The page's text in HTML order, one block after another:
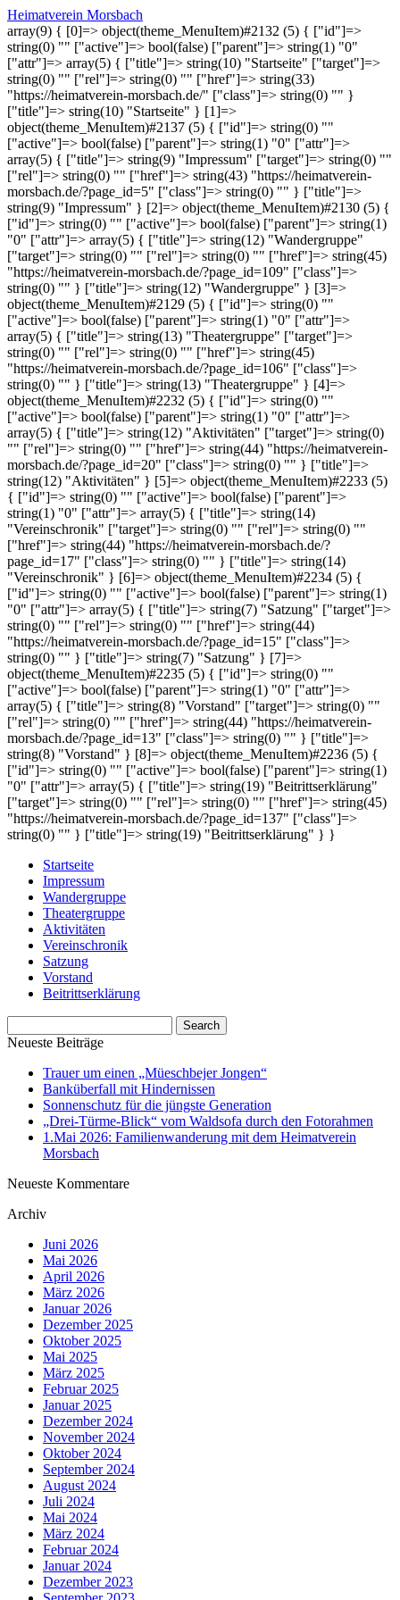
Heimatverein Morsbach
array(9) { [0]=> object(theme_MenuItem)#2132 (5) { ["id"]=>
string(0) "" ["active"]=> bool(false) ["parent"]=> string(1) "0"
["attr"]=> array(5) { ["title"]=> string(10) "Startseite" ["target"]=>
string(0) "" ["rel"]=> string(0) "" ["href"]=> string(33)
"https://heimatverein-morsbach.de/" ["class"]=> string(0) "" }
["title"]=> string(10) "Startseite" } [1]=>
object(theme_MenuItem)#2137 (5) { ["id"]=> string(0) ""
["active"]=> bool(false) ["parent"]=> string(1) "0" ["attr"]=>
array(5) { ["title"]=> string(9) "Impressum" ["target"]=> string(0) ""
["rel"]=> string(0) "" ["href"]=> string(43) "https://heimatverein-
morsbach.de/?page_id=5" ["class"]=> string(0) "" } ["title"]=>
string(9) "Impressum" } [2]=> object(theme_MenuItem)#2130 (5) {
["id"]=> string(0) "" ["active"]=> bool(false) ["parent"]=> string(1)
"0" ["attr"]=> array(5) { ["title"]=> string(12) "Wandergruppe"
["target"]=> string(0) "" ["rel"]=> string(0) "" ["href"]=> string(45)
"https://heimatverein-morsbach.de/?page_id=109" ["class"]=>
string(0) "" } ["title"]=> string(12) "Wandergruppe" } [3]=>
object(theme_MenuItem)#2129 (5) { ["id"]=> string(0) ""
["active"]=> bool(false) ["parent"]=> string(1) "0" ["attr"]=>
array(5) { ["title"]=> string(13) "Theatergruppe" ["target"]=>
string(0) "" ["rel"]=> string(0) "" ["href"]=> string(45)
"https://heimatverein-morsbach.de/?page_id=106" ["class"]=>
string(0) "" } ["title"]=> string(13) "Theatergruppe" } [4]=>
object(theme_MenuItem)#2232 (5) { ["id"]=> string(0) ""
["active"]=> bool(false) ["parent"]=> string(1) "0" ["attr"]=>
array(5) { ["title"]=> string(12) "Aktivitäten" ["target"]=> string(0)
"" ["rel"]=> string(0) "" ["href"]=> string(44) "https://heimatverein-
morsbach.de/?page_id=20" ["class"]=> string(0) "" } ["title"]=>
string(12) "Aktivitäten" } [5]=> object(theme_MenuItem)#2233 (5)
{ ["id"]=> string(0) "" ["active"]=> bool(false) ["parent"]=>
string(1) "0" ["attr"]=> array(5) { ["title"]=> string(14)
"Vereinschronik" ["target"]=> string(0) "" ["rel"]=> string(0) ""
["href"]=> string(44) "https://heimatverein-morsbach.de/?
page_id=17" ["class"]=> string(0) "" } ["title"]=> string(14)
"Vereinschronik" } [6]=> object(theme_MenuItem)#2234 (5) {
["id"]=> string(0) "" ["active"]=> bool(false) ["parent"]=> string(1)
"0" ["attr"]=> array(5) { ["title"]=> string(7) "Satzung" ["target"]=>
string(0) "" ["rel"]=> string(0) "" ["href"]=> string(44)
"https://heimatverein-morsbach.de/?page_id=15" ["class"]=>
string(0) "" } ["title"]=> string(7) "Satzung" } [7]=>
object(theme_MenuItem)#2235 (5) { ["id"]=> string(0) ""
["active"]=> bool(false) ["parent"]=> string(1) "0" ["attr"]=>
array(5) { ["title"]=> string(8) "Vorstand" ["target"]=> string(0) ""
["rel"]=> string(0) "" ["href"]=> string(44) "https://heimatverein-
morsbach.de/?page_id=13" ["class"]=> string(0) "" } ["title"]=>
string(8) "Vorstand" } [8]=> object(theme_MenuItem)#2236 (5) {
["id"]=> string(0) "" ["active"]=> bool(false) ["parent"]=> string(1)
"0" ["attr"]=> array(5) { ["title"]=> string(19) "Beitrittserklärung"
["target"]=> string(0) "" ["rel"]=> string(0) "" ["href"]=> string(45)
"https://heimatverein-morsbach.de/?page_id=137" ["class"]=>
string(0) "" } ["title"]=> string(19) "Beitrittserklärung" } }
Startseite
Impressum
Wandergruppe
Theatergruppe
Aktivitäten
Vereinschronik
Satzung
Vorstand
Beitrittserklärung
Neueste Beiträge
Trauer um einen „Müeschbejer Jongen“
Banküberfall mit Hindernissen
Sonnenschutz für die jüngste Generation
„Drei-Türme-Blick“ vom Waldsofa durch den Fotorahmen
1.Mai 2026: Familienwanderung mit dem Heimatverein
Morsbach
Neueste Kommentare
Archiv
Juni 2026
Mai 2026
April 2026
März 2026
Januar 2026
Dezember 2025
Oktober 2025
Mai 2025
März 2025
Februar 2025
Januar 2025
Dezember 2024
November 2024
Oktober 2024
September 2024
August 2024
Juli 2024
Mai 2024
März 2024
Februar 2024
Januar 2024
Dezember 2023